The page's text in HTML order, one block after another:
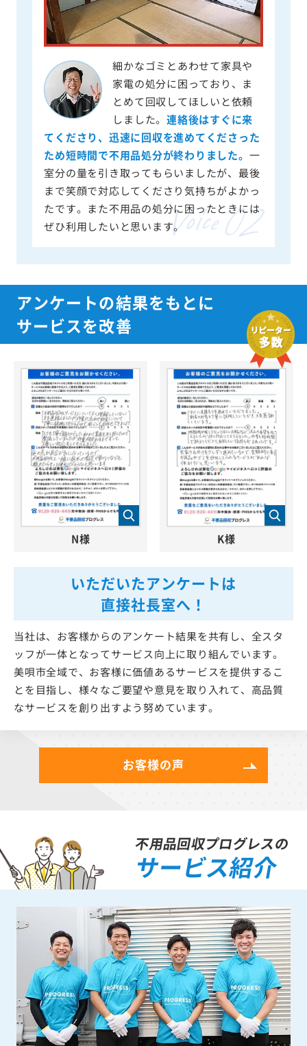
細かなゴミとあわせて家具や
家電の処分に困っており、ま
とめて回収してほしいと依頼
しました。連絡後はすぐに来
てくださり、迅速に回収を進めてくださった
ため短時間で不用品処分が終わりました。 一
室分の量を引き取ってもらいましたが、最後
まで笑顔で対応してくださり気持ちがよかっ
たです。また不用品の処分に困ったときには
ぜひ利用したいと思います。
アンケートの結果をもとに
サービスを改善
いただいたアンケートは
直接社長室へ！
当社は、お客様からのアンケート結果を共有し、全スタ
ッフが一体となってサービス向上に取り組んでいます。
美唄市全域で、お客様に価値あるサービスを提供するこ
とを目指し、様々なご要望や意見を取り入れて、高品質
なサービスを創り出すよう努めています。
N様 K様
お客様の声
不用品回収プログレスの
サービス紹介